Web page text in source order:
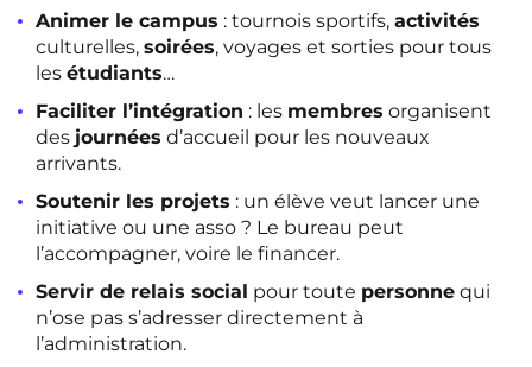
Animer le campus : tournois sportifs, activités
culturelles, soirées, voyages et sorties pour tous
les étudiants…
Faciliter l’intégration : les membres organisent
des journées d’accueil pour les nouveaux
arrivants.
Soutenir les projets : un élève veut lancer une
initiative ou une asso ? Le bureau peut
l’accompagner, voire le financer.
Servir de relais social pour toute personne qui
n’ose pas s’adresser directement à
l’administration.